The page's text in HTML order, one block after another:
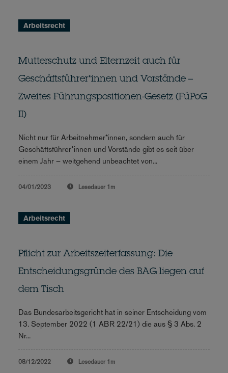
Arbeitsrecht
Mutterschutz und Elternzeit auch für
Geschäftsführer*innen und Vorstände –
Zweites Führungspositionen-Gesetz (FüPoG
II)
Nicht nur für Arbeitnehmer*innen, sondern auch für
Geschäftsführer*innen und Vorstände gibt es seit über
einem Jahr – weitgehend unbeachtet von...
04/01/2023 Lesedauer 1m
Arbeitsrecht
Pflicht zur Arbeitszeiterfassung: Die
Entscheidungsgründe des BAG liegen auf
dem Tisch
Das Bundesarbeitsgericht hat in seiner Entscheidung vom
13. September 2022 (1 ABR 22/21) die aus § 3 Abs. 2
Nr...
08/12/2022 Lesedauer 1m